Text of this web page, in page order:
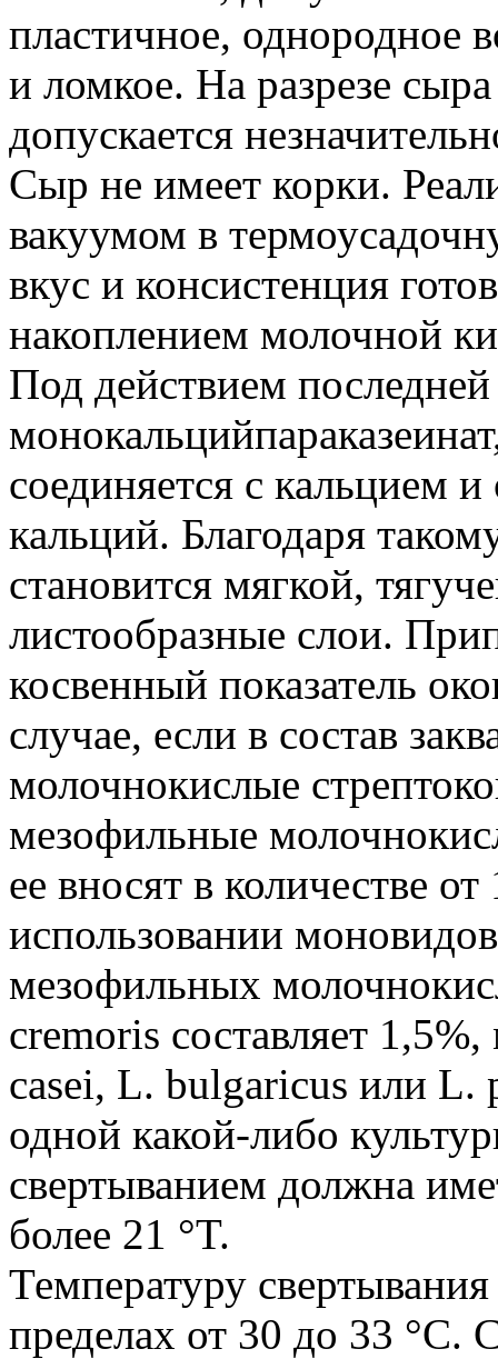
пластичное, однородное
и ломкое. На разрезе
допускается
Сыр не имеет корки.
вакуумом в
вкус и консистенция
накоплением молочной
Под действием
соединяется с кальцием
кальций. Благодаря
становится мягкой,
листообразные слои.
косвенный показатель
случае, если в состав
молочнокислые
мезофильные
ее вносят в количестве
использовании
мезофильных
cremoris составляет
casei, L. bulgaricus или L.
одной какой-либо
свертыванием должна
более 21 °T.
Температуру
пределах от 30 до 33 °С.